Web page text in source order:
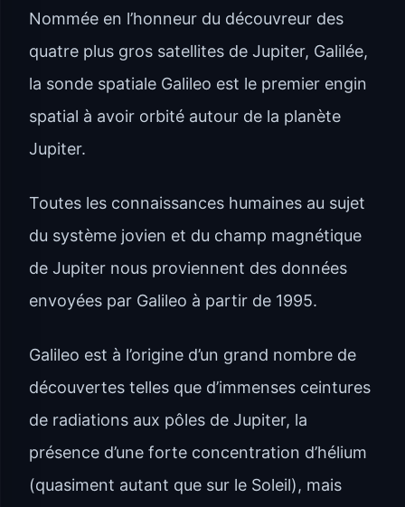
Nommée en l’honneur du découvreur des
quatre plus gros satellites de Jupiter, Galilée,
la sonde spatiale Galileo est le premier engin
spatial à avoir orbité autour de la planète
Jupiter.
Toutes les connaissances humaines au sujet
du système jovien et du champ magnétique
de Jupiter nous proviennent des données
envoyées par Galileo à partir de 1995.
Galileo est à l’origine d’un grand nombre de
découvertes telles que d’immenses ceintures
de radiations aux pôles de Jupiter, la
présence d’une forte concentration d’hélium
(quasiment autant que sur le Soleil), mais